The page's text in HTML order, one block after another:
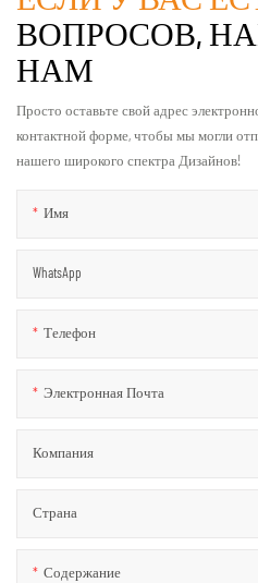
ВОПРОСОВ,
НАМ
Просто оставьте свой адрес
контактной форме, чтобы мы могли
нашего широкого спектра Дизайнов!
Имя
WhatsApp
Телефон
Электронная Почта
Компания
Страна
Содержание